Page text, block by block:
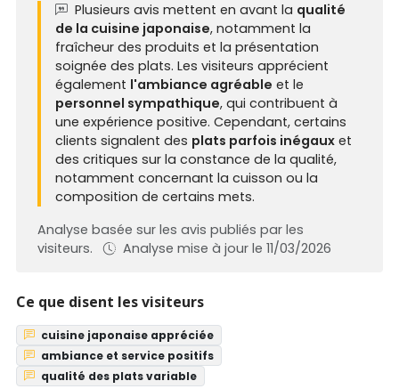
Plusieurs avis mettent en avant la qualité
de la cuisine japonaise, notamment la
fraîcheur des produits et la présentation
soignée des plats. Les visiteurs apprécient
également l'ambiance agréable et le
personnel sympathique, qui contribuent à
une expérience positive. Cependant, certains
clients signalent des plats parfois inégaux et
des critiques sur la constance de la qualité,
notamment concernant la cuisson ou la
composition de certains mets.
Analyse basée sur les avis publiés par les
visiteurs.
Analyse mise à jour le 11/03/2026
Ce que disent les visiteurs
cuisine japonaise appréciée
ambiance et service positifs
qualité des plats variable